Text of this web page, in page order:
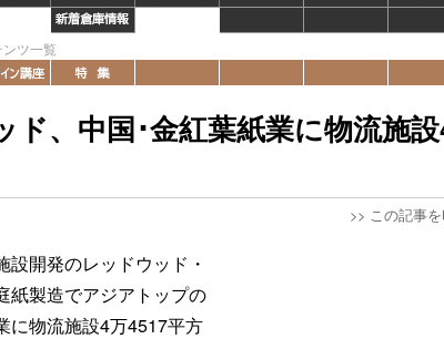
ツ一覧
ド、中国･金紅葉紙業に物流施
>> この記事を
設開発のレッドウッド・
紙製造でアジアトップの
に物流施設4万4517平方